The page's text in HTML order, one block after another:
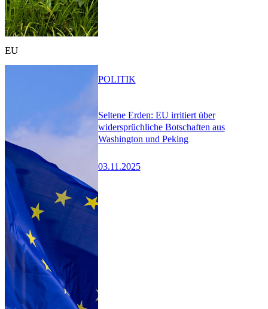
EU
Seltene Erden: EU irritiert über
widersprüchliche Botschaften aus
Washington und Peking
03.11.2025
POLITIK